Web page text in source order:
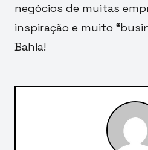
negócios de muitas
inspiração e muito
Bahia!